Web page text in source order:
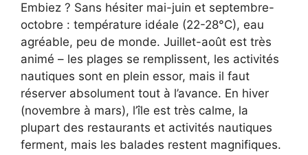
Embiez ? Sans hésiter mai-juin et septembre-
octobre : température idéale (22-28°C), eau
agréable, peu de monde. Juillet-août est très
animé – les plages se remplissent, les activités
nautiques sont en plein essor, mais il faut
réserver absolument tout à l’avance. En hiver
(novembre à mars), l’île est très calme, la
plupart des restaurants et activités nautiques
ferment, mais les balades restent magnifiques.